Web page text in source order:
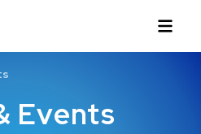
Events